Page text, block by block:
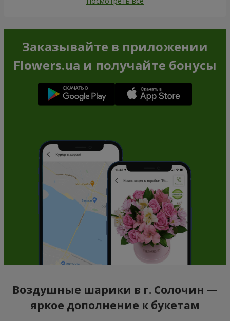
Заказывайте в приложении
Flowers.ua и получайте бонусы
Воздушные шарики в г. Солочин —
яркое дополнение к букетам